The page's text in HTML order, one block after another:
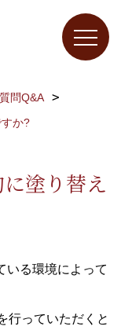
問Q&A
か?
塗り替え
いる環境によって
行っていただくと